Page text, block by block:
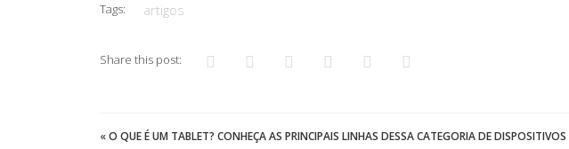
Tags: artigos
Share this post:
«O QUE É UM TABLET? CONHEÇA AS PRINCIPAIS LINHAS DESSA CATEGORIA DE DISPOSITIVOS